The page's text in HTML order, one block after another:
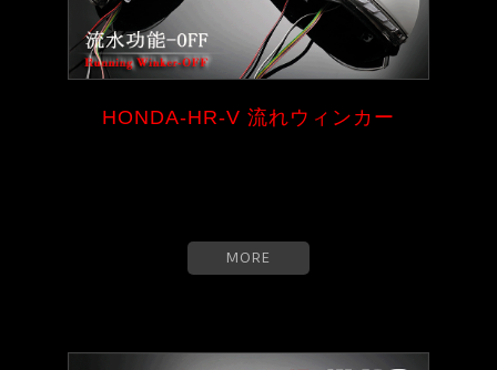
HONDA-HR-V 流れウィンカー
MORE